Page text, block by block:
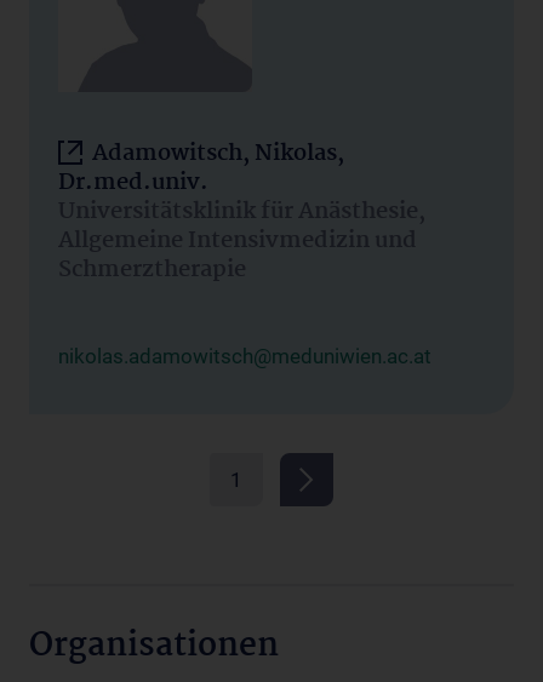
Adamowitsch, Nikolas,
Dr.med.univ.
Universitätsklinik für Anästhesie,
Allgemeine Intensivmedizin und
Schmerztherapie
nikolas.adamowitsch@meduniwien.ac.at
1
Organisationen